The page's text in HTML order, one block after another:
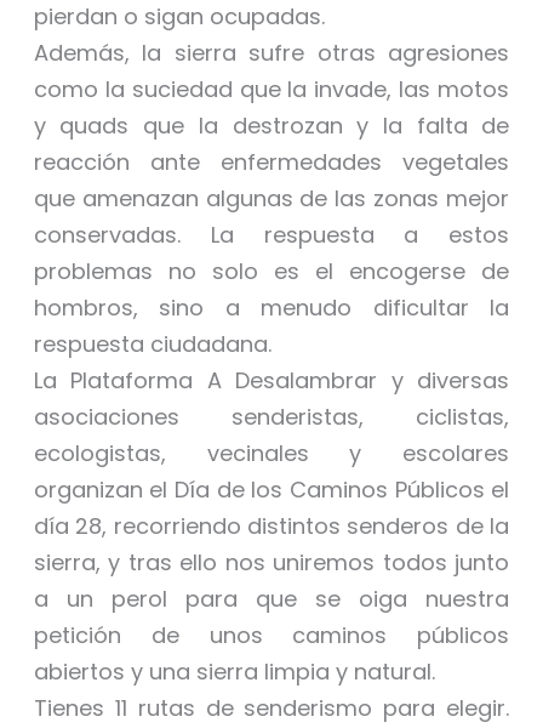
pierdan o sigan ocupadas.
Además, la sierra sufre otras agresiones
como la suciedad que la invade, las motos
y quads que la destrozan y la falta de
reacción ante enfermedades vegetales
que amenazan algunas de las zonas mejor
conservadas. La respuesta a estos
problemas no solo es el encogerse de
hombros, sino a menudo dificultar la
respuesta ciudadana.
La Plataforma A Desalambrar y diversas
asociaciones senderistas, ciclistas,
ecologistas, vecinales y escolares
organizan el Día de los Caminos Públicos el
día 28, recorriendo distintos senderos de la
sierra, y tras ello nos uniremos todos junto
a un perol para que se oiga nuestra
petición de unos caminos públicos
abiertos y una sierra limpia y natural.
Tienes 11 rutas de senderismo para elegir.